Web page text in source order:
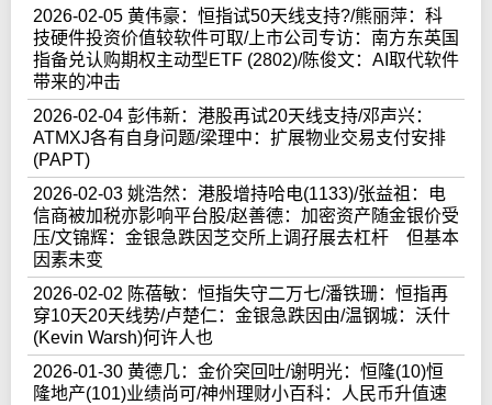
2026-02-05 黄伟豪：恒指试50天线支持?/熊丽萍：科
技硬件投资价值较软件可取/上市公司专访：南方东英国
指备兑认购期权主动型ETF (2802)/陈俊文：AI取代软件
带来的冲击
2026-02-04 彭伟新：港股再试20天线支持/邓声兴：
ATMXJ各有自身问题/梁理中：扩展物业交易支付安排
(PAPT)
2026-02-03 姚浩然：港股增持哈电(1133)/张益祖：电
信商被加税亦影响平台股/赵善德：加密资产随金银价受
压/文锦辉：金银急跌因芝交所上调孖展去杠杆 但基本
因素未变
2026-02-02 陈蓓敏：恒指失守二万七/潘铁珊：恒指再
穿10天20天线势/卢楚仁：金银急跌因由/温钢城：沃什
(Kevin Warsh)何许人也
2026-01-30 黄德几：金价突回吐/谢明光：恒隆(10)恒
隆地产(101)业绩尚可/神州理财小百科：人民币升值速